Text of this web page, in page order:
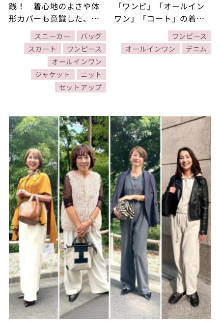
践！ 着心地のよさや体
形カバーも意識した、お
しゃれに着まわす60代の
初夏ファッション 【30
日着まわしコーデ】
スニーカー
バッグ
スカート
ワンピース
オールインワン
ジャケット
ニット
セットアップ
「ワンピ」「オールイン
ワン」「コート」の着こ
なし4選！バッグ＆足元に
も注目です
ワンピース
オールインワン
デニム